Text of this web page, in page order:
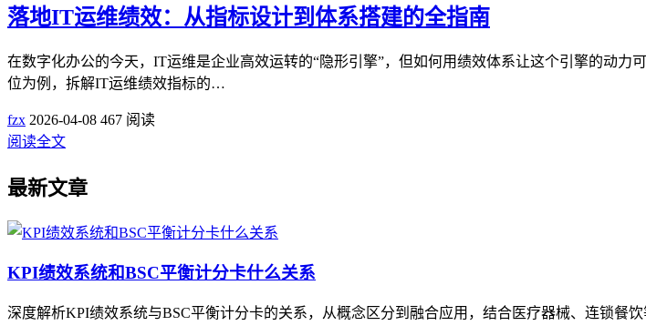
落地IT运维绩效：从指标设计到体系搭建的全指南
在数字化办公的今天，IT运维是企业高效运转的“隐形引擎”，但如何用绩效体系让这个引擎的动
位为例，拆解IT运维绩效指标的…
fzx 2026-04-08 467 阅读
阅读全文
最新文章
KPI绩效系统和BSC平衡计分卡什么关系
深度解析KPI绩效系统与BSC平衡计分卡的关系，从概念区分到融合应用，结合医疗器械、连锁餐